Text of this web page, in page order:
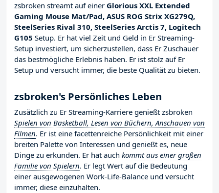
zsbroken streamt auf einer Glorious XXL Extended
Gaming Mouse Mat/Pad, ASUS ROG Strix XG279Q,
SteelSeries Rival 310, SteelSeries Arctis 7, Logitech
G105 Setup. Er hat viel Zeit und Geld in Er Streaming-
Setup investiert, um sicherzustellen, dass Er Zuschauer
das bestmögliche Erlebnis haben. Er ist stolz auf Er
Setup und versucht immer, die beste Qualität zu bieten.
zsbroken's Persönliches Leben
Zusätzlich zu Er Streaming-Karriere genießt zsbroken
Spielen von Basketball, Lesen von Büchern, Anschauen von
Filmen. Er ist eine facettenreiche Persönlichkeit mit einer
breiten Palette von Interessen und genießt es, neue
Dinge zu erkunden. Er hat auch kommt aus einer großen
Familie von Spielern. Er legt Wert auf die Bedeutung
einer ausgewogenen Work-Life-Balance und versucht
immer, diese einzuhalten.